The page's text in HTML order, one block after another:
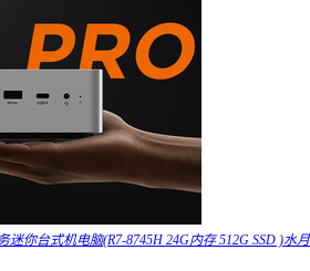
迷你台式机电脑(R7-8745H 24G内存 512G SSD )水月